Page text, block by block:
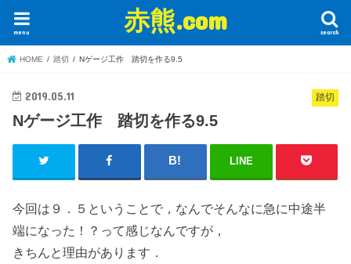
赤熊.com search
menu
HOME 踏切 Nゲージ工作 踏切を作る9.5
踏切
2019.05.11
Nゲージ工作 踏切を作る9.5
LINE
今回は９．５ということで，なんでそんなに急に中途半
端になった！？って感じなんですが，
きちんと理由があります．